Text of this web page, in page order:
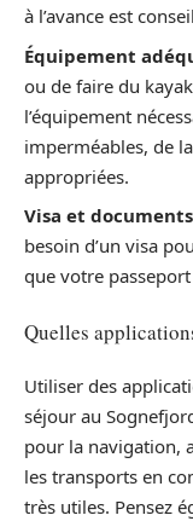
à l’avance est
Équipement
ou de faire du
l’équipement
imperméables, de
appropriées.
Visa et
besoin d’un visa
que votre
Quelles
Utiliser des
séjour au
pour la navigation,
les transports en
très utiles. Pensez